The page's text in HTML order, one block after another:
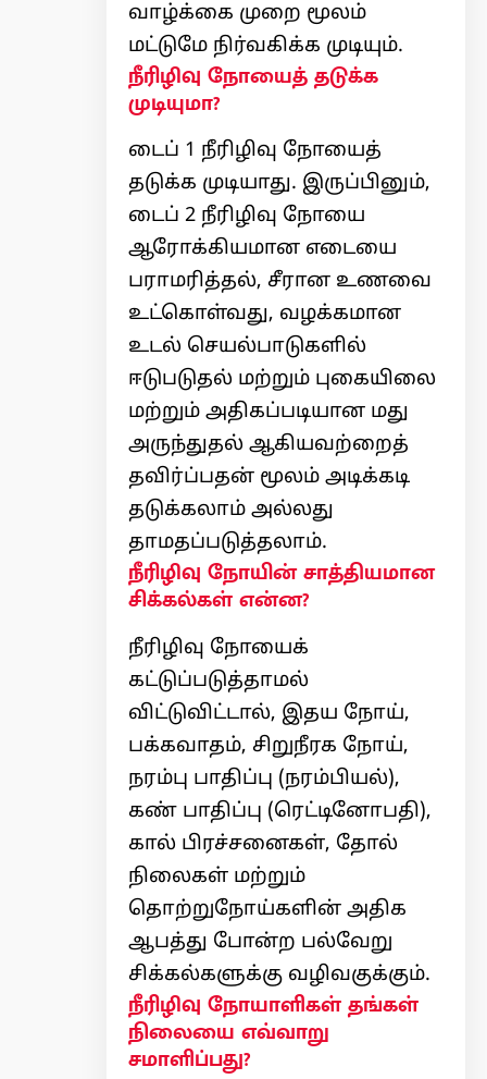
வாழ்க்கை முறை மூலம்
மட்டுமே நிர்வகிக்க முடியும்.
நீரிழிவு நோயைத் தடுக்க
முடியுமா?
டைப் 1 நீரிழிவு நோயைத்
தடுக்க முடியாது. இருப்பினும்,
டைப் 2 நீரிழிவு நோயை
ஆரோக்கியமான எடையை
பராமரித்தல், சீரான உணவை
உட்கொள்வது, வழக்கமான
உடல் செயல்பாடுகளில்
ஈடுபடுதல் மற்றும் புகையிலை
மற்றும் அதிகப்படியான மது
அருந்துதல் ஆகியவற்றைத்
தவிர்ப்பதன் மூலம் அடிக்கடி
தடுக்கலாம் அல்லது
தாமதப்படுத்தலாம்.
நீரிழிவு நோயின் சாத்தியமான
சிக்கல்கள் என்ன?
நீரிழிவு நோயைக்
கட்டுப்படுத்தாமல்
விட்டுவிட்டால், இதய நோய்,
பக்கவாதம், சிறுநீரக நோய்,
நரம்பு பாதிப்பு (நரம்பியல்),
கண் பாதிப்பு (ரெட்டினோபதி),
கால் பிரச்சனைகள், தோல்
நிலைகள் மற்றும்
தொற்றுநோய்களின் அதிக
ஆபத்து போன்ற பல்வேறு
சிக்கல்களுக்கு வழிவகுக்கும்.
நீரிழிவு நோயாளிகள் தங்கள்
நிலையை எவ்வாறு
சமாளிப்பது?